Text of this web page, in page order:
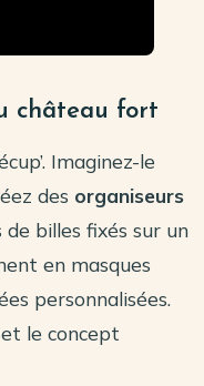
château fort
Imaginez-le
des organiseurs
billes fixés sur un
en masques
personnalisées.
le concept